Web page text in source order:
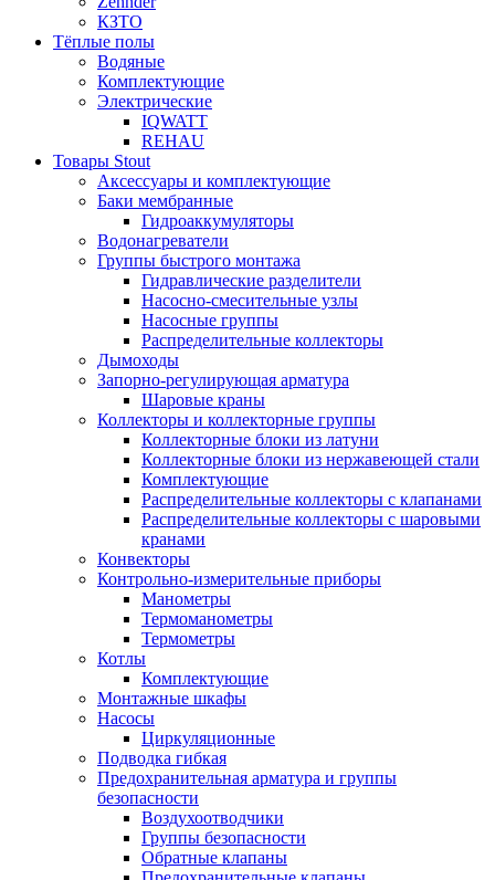
КЗТО
Тёплые полы
Водяные
Комплектующие
Электрические
IQWATT
REHAU
Товары Stout
Аксессуары и комплектующие
Баки мембранные
Гидроаккумуляторы
Водонагреватели
Группы быстрого монтажа
Гидравлические разделители
Насосно-смесительные узлы
Насосные группы
Распределительные коллекторы
Дымоходы
Запорно-регулирующая арматура
Шаровые краны
Коллекторы и коллекторные группы
Коллекторные блоки из латуни
Коллекторные блоки из нержавеющей стали
Комплектующие
Распределительные коллекторы с клапанами
Распределительные коллекторы с шаровыми
кранами
Конвекторы
Контрольно-измерительные приборы
Манометры
Термоманометры
Термометры
Котлы
Комплектующие
Монтажные шкафы
Насосы
Циркуляционные
Подводка гибкая
Предохранительная арматура и группы
безопасности
Воздухоотводчики
Группы безопасности
Обратные клапаны